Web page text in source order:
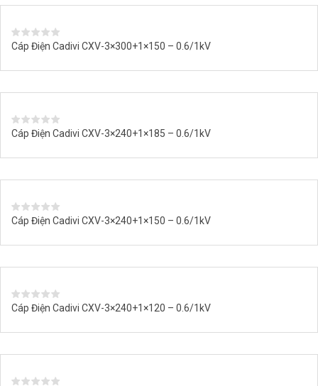
Cáp Điện Cadivi CXV-3×300+1×150 – 0.6/1kV
Cáp Điện Cadivi CXV-3×240+1×185 – 0.6/1kV
Cáp Điện Cadivi CXV-3×240+1×150 – 0.6/1kV
Cáp Điện Cadivi CXV-3×240+1×120 – 0.6/1kV